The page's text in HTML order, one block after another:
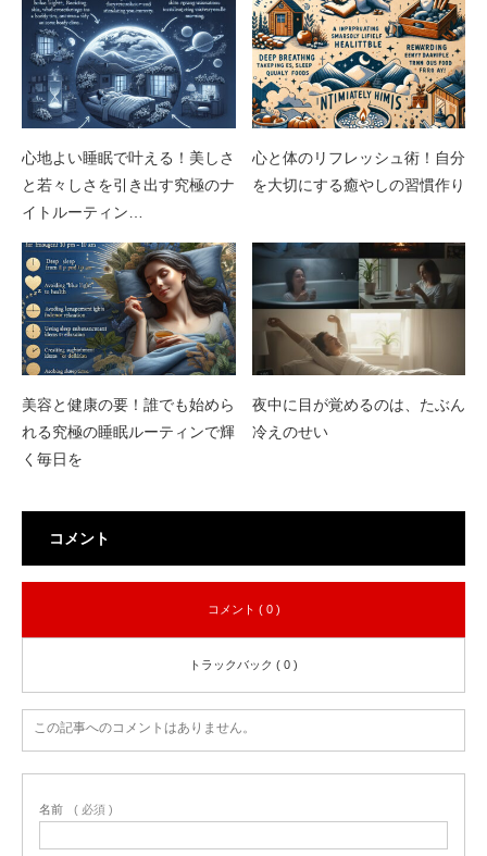
心地よい睡眠で叶える！美しさ
と若々しさを引き出す究極のナ
イトルーティン…
心と体のリフレッシュ術！自分
を大切にする癒やしの習慣作り
美容と健康の要！誰でも始めら
れる究極の睡眠ルーティンで輝
く毎日を
夜中に目が覚めるのは、たぶん
冷えのせい
コメント
コメント ( 0 )
トラックバック ( 0 )
この記事へのコメントはありません。
名前 ( 必須 )